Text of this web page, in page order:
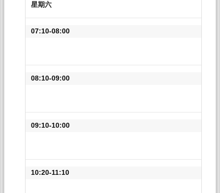
星期六
07:10-08:00
08:10-09:00
09:10-10:00
10:20-11:10